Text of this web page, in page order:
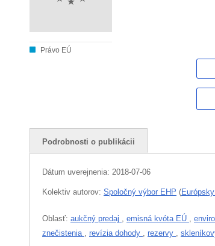
Právo EÚ
Podrobnosti o publikácii
Dátum uverejnenia: 2018-07-06
Kolektiv autorov: Spoločný výbor EHP (
Oblasť: aukčný predaj , emisná kvóta EÚ ,
znečistenia , revízia dohody , rezervy ,